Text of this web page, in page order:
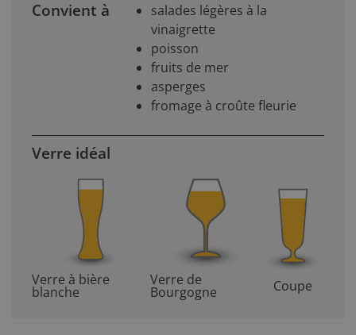
Convient à
salades légères à la
vinaigrette
poisson
fruits de mer
asperges
fromage à croûte fleurie
Verre idéal
Verre à bière
blanche
Verre de
Bourgogne Coupe